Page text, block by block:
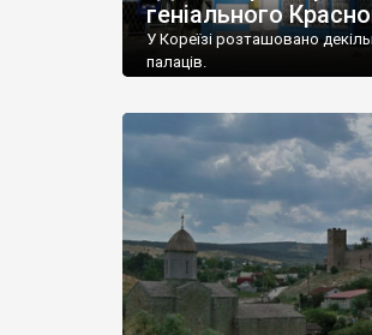
геніального
У Кореїзі розташовано
палаців.